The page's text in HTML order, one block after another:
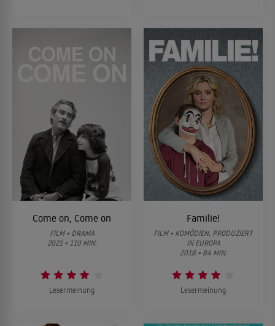
Come on, Come on
FILM • DRAMA
2021 • 110 MIN.
Lesermeinung
Familie!
FILM • KOMÖDIEN, PRODUZIERT
IN EUROPA
2018 • 84 MIN.
Lesermeinung